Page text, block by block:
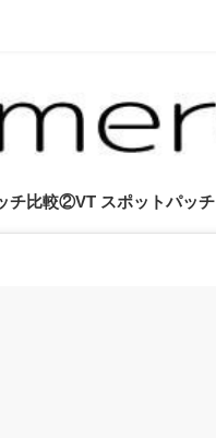
チ比較②VT スポットパッチ